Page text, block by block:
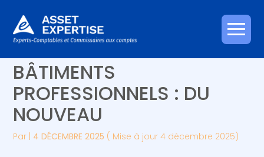
Aller
au
Créer et reprendre une activité
Gérer votre quotidien
Piloter votre entreprise
Développer votre entreprise
Piloter votre gestion
Suivre votre comptabilité
Gérer vos ressources humaines
SÉCURITÉ INCENDIE DES
BÂTIMENTS
PROFESSIONNELS : DU
NOUVEAU
Par | 4 DÉCEMBRE 2025 ( Mise à jour 4 décembre 2025)